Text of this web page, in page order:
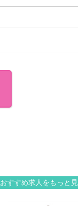
おすすめ求人をもっと